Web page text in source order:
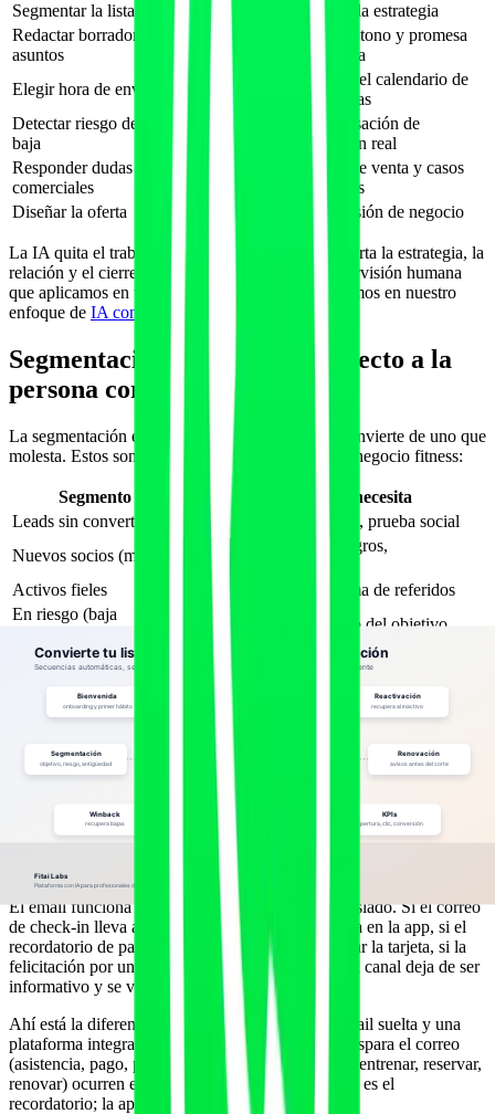
Segmentar la lista
Sí, en tiempo real
Definir la estrategia
Redactar borradores y
asuntos
Sí
Revisar tono y promesa
de marca
Elegir hora de envío
Decidir el calendario de
campañas
Detectar riesgo de
baja
Conversación de
retención real
Responder dudas
comerciales
Cierre de venta y casos
sensibles
Diseñar la oferta
Sí, decisión de negocio
La IA quita el trabajo repetitivo; el profesional aporta la estrategia, la
relación y el cierre. Es el mismo principio de supervisión humana
que aplicamos en toda la plataforma y que detallamos en nuestro
enfoque de IA con humano en el bucle
Segmentación: el mensaje correcto a la
persona correcta
La segmentación es lo que separa un email que convierte de uno que
molesta. Estos son los segmentos básicos para un negocio fitness:
Segmento
Qué mensaje necesita
Leads sin convertir
Prueba, valoración inicial, prueba social
Nuevos socios (mes 1)
Onboarding, primeros logros,
acompañamiento
Activos fieles
Retos, upgrades, programa de referidos
En riesgo (baja
Reenganche, recordatorio del objetivo
Inactivos
Reactivación con incentivo claro
Winback con novedad u oferta puntual
Cada uno de estos segmentos conecta con el resto de tu funnel: la
captación de leads con IA
lead scoring y los datos centralizados de un
CRM con IA para
Email + app del cliente: el combo que
multiplica la adherencia
El email funciona mucho mejor cuando no vive aislado. Si el correo
de check-in lleva al cliente directamente a su rutina en la app, si el
recordatorio de pago abre la pantalla para actualizar la tarjeta, si la
felicitación por un hito muestra su progreso real, el canal deja de ser
informativo y se vuelve accionable.
Ahí está la diferencia entre una herramienta de email suelta y una
plataforma integrada: en la segunda, el dato que dispara el correo
(asistencia, pago, progreso) y la acción que pides (entrenar, reservar,
renovar) ocurren en el mismo ecosistema. El email es el
recordatorio; la app, el lugar donde pasa la acción.